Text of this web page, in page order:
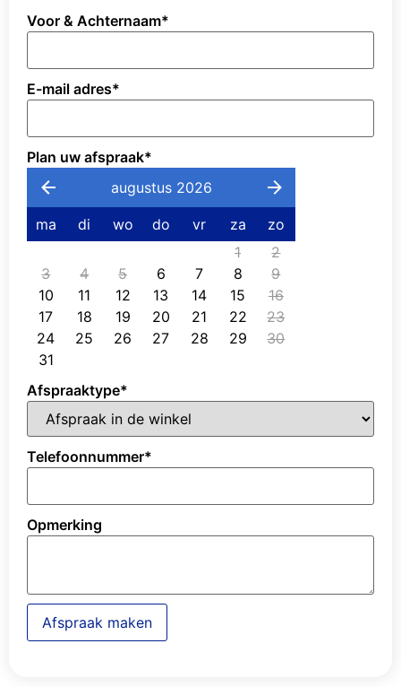
Voor & Achternaam*
E-mail adres*
Plan uw afspraak*
augustus 2026
ma di wo do vr za
zo
1
2
3
4 5 6 7 8
9
10
11 12 13 14 15
16
17
18 19 20 21 22
23
24
25 26 27 28 29
30
31
Afspraaktype*
Telefoonnummer*
Opmerking
Afspraak maken